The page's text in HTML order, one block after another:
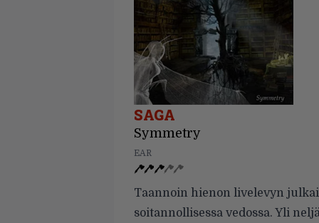
SAGA
Symmetry
EAR
Taannoin hienon livelevyn
soitannollisessa vedossa. Yli